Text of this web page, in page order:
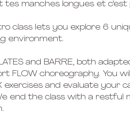
tes manches longues et c'est
class lets you explore 6
environment.
and BARRE, both
FLOW choreography. You
exercises and evaluate your
end the class with a restful